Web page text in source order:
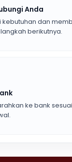
Anda
kebutuhan dan
berikutnya.
ke bank